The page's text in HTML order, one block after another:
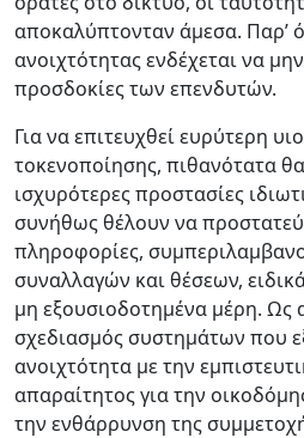
αποκαλύπτονταν άμεσα. Παρ’
ανοιχτότητας ενδέχεται να
προσδοκίες των επενδυτών.
Για να επιτευχθεί ευρύτερη
τοκενοποίησης, πιθανότατα
ισχυρότερες προστασίες
συνήθως θέλουν να
πληροφορίες,
συναλλαγών και θέσεων,
μη εξουσιοδοτημένα μέρη. Ως
σχεδιασμός συστημάτων που
ανοιχτότητα με την
απαραίτητος για την
την ενθάρρυνση της